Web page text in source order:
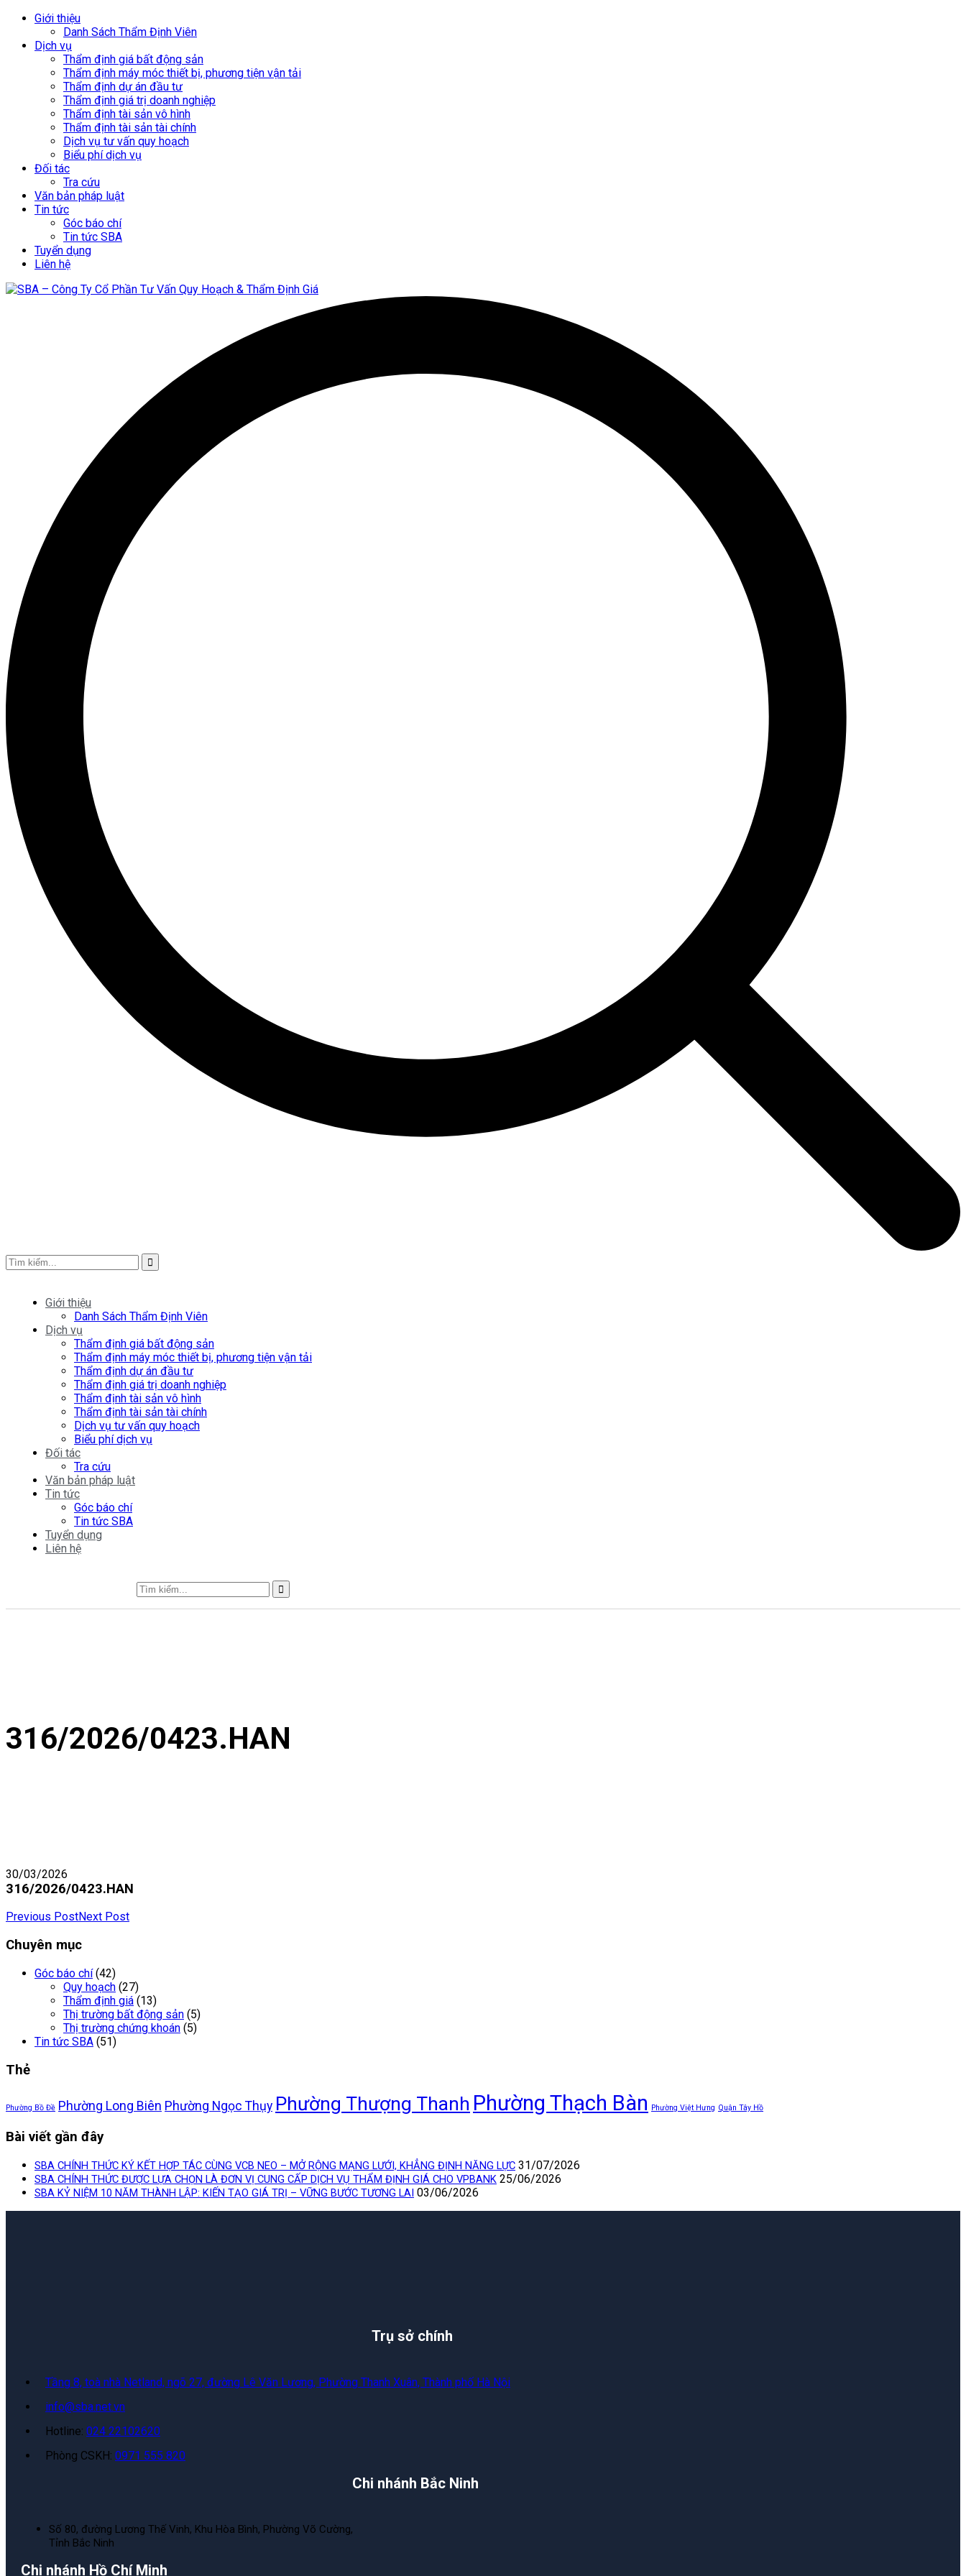
Giới thiệu
Danh Sách Thẩm Định Viên
Dịch vụ
Thẩm định giá bất động sản
Thẩm định máy móc thiết bị, phương tiện vận tải
Thẩm định dự án đầu tư
Thẩm định giá trị doanh nghiệp
Thẩm định tài sản vô hình
Thẩm định tài sản tài chính
Dịch vụ tư vấn quy hoạch
Biểu phí dịch vụ
Đối tác
Tra cứu
Văn bản pháp luật
Tin tức
Góc báo chí
Tin tức SBA
Tuyển dụng
Liên hệ
Giới thiệu
Danh Sách Thẩm Định Viên
Dịch vụ
Thẩm định giá bất động sản
Thẩm định máy móc thiết bị, phương tiện vận tải
Thẩm định dự án đầu tư
Thẩm định giá trị doanh nghiệp
Thẩm định tài sản vô hình
Thẩm định tài sản tài chính
Dịch vụ tư vấn quy hoạch
Biểu phí dịch vụ
Đối tác
Tra cứu
Văn bản pháp luật
Tin tức
Góc báo chí
Tin tức SBA
Tuyển dụng
Liên hệ
316/2026/0423.HAN
30/03/2026
316/2026/0423.HAN
Previous PostNext Post
Chuyên mục
Góc báo chí (42)
Quy hoạch (27)
Thẩm định giá (13)
Thị trường bất động sản (5)
Thị trường chứng khoán (5)
Tin tức SBA (51)
Thẻ
Phường Bồ Đề Phường Long Biên Phường Ngọc Thụy Phường Thượng Thanh Phường Thạch Bàn Phường Việt Hưng Quận Tây Hồ
Bài viết gần đây
SBA CHÍNH THỨC KÝ KẾT HỢP TÁC CÙNG VCB NEO – MỞ RỘNG MẠNG LƯỚI, KHẲNG ĐỊNH NĂNG LỰC 31/07/2026
SBA CHÍNH THỨC ĐƯỢC LỰA CHỌN LÀ ĐƠN VỊ CUNG CẤP DỊCH VỤ THẨM ĐỊNH GIÁ CHO VPBANK 25/06/2026
SBA KỶ NIỆM 10 NĂM THÀNH LẬP: KIẾN TẠO GIÁ TRỊ – VỮNG BƯỚC TƯƠNG LAI 03/06/2026
Trụ sở chính
Tầng 8, toà nhà Netland, ngõ 27, đường Lê Văn Lương, Phường Thanh Xuân, Thành phố Hà Nội
info@sba.net.vn
Hotline: 024 22102620
Phòng CSKH: 0971 555 820
Chi nhánh Bắc Ninh
Số 80, đường Lương Thế Vinh, Khu Hòa Bình, Phường Võ Cường,
Tỉnh Bắc Ninh
Chi nhánh Hồ Chí Minh